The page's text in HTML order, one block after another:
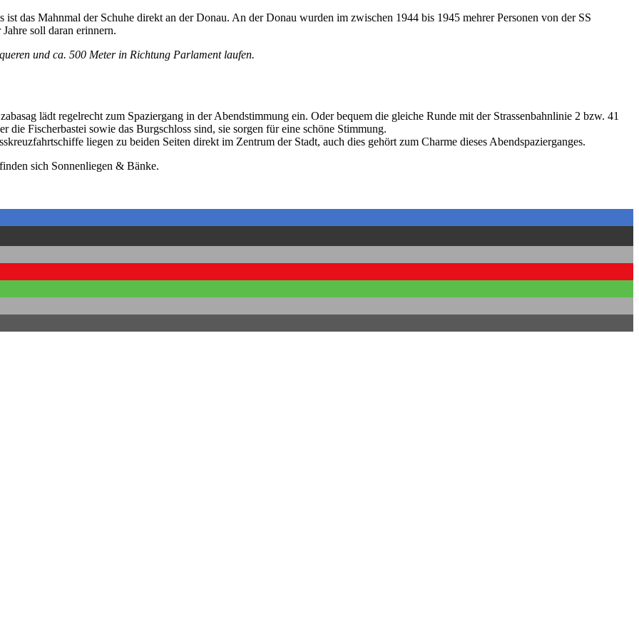
das Mahnmal der Schuhe direkt an der Donau. An der Donau wurden im zwischen 1944 bis 1945 mehrer Personen von der SS
soll daran erinnern.
und ca. 500 Meter in Richtung Parlament laufen.
lädt regelrecht zum Spaziergang in der Abendstimmung ein. Oder bequem die gleiche Runde mit der Strassenbahnlinie 2 bzw. 41
die Fischerbastei sowie das Burgschloss sind, sie sorgen für eine schöne Stimmung.
liegen zu beiden Seiten direkt im Zentrum der Stadt, auch dies gehört zum Charme dieses Abendspazierganges.
sich Sonnenliegen & Bänke.